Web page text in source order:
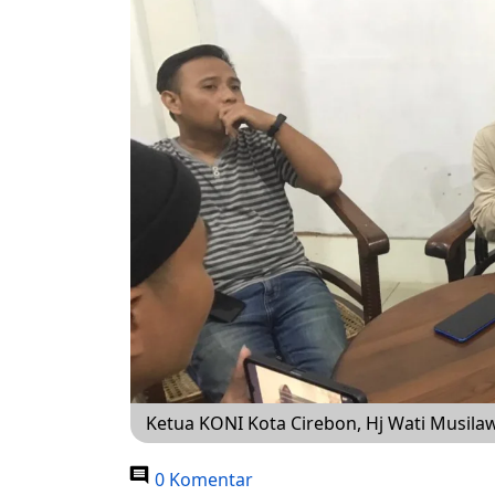
Ketua KONI Kota Cirebon, Hj Wati
0 Komentar